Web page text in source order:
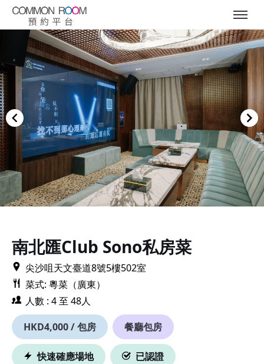
南北匯Club Sono私房菜
尖沙咀天文臺道8號5樓502室
菜式: 粵菜（廣東）
人數 : 4 至 48人
HKD4,000 / 包房
餐廳包房
快速確應場地 已認證